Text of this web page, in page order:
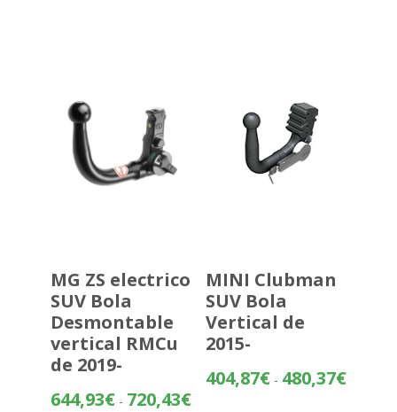
MG ZS electrico
SUV Bola
Desmontable
vertical RMCu
de 2019-
644,93€ - 720,43€Rango
MINI Clubman
SUV Bola
Vertical de
2015-
404,87€ - 480,37€Rango